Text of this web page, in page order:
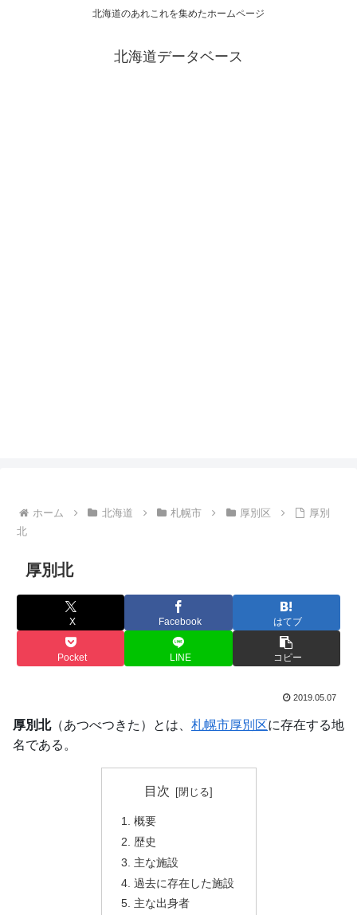
北海道のあれこれを集めたホームページ
北海道データベース
ホーム 北海道 札幌市 厚別区
厚別
北
厚別北
X Facebook はてブ
Pocket LINE コピー
2019.05.07
厚別北（あつべつきた）とは、 札幌市厚別区に存在する地
名である。
目次
概要
歴史
主な施設
過去に存在した施設
主な出身者